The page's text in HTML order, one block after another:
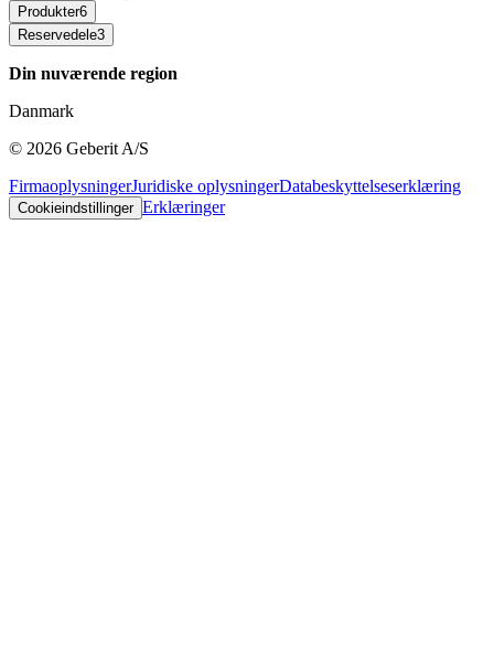
Produkter6
Reservedele3
Din nuværende region
Danmark
© 2026 Geberit A/S
FirmaoplysningerJuridiske oplysningerDatabeskyttelseserklæring
Cookieindstillinger Erklæringer